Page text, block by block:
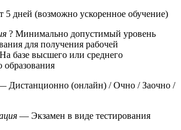
5 дней (возможно ускоренное обучение)
? Минимально допустимый уровень
для получения рабочей
базе высшего или среднего
образования
Дистанционно (онлайн) / Очно / Заочно /
— Экзамен в виде тестирования